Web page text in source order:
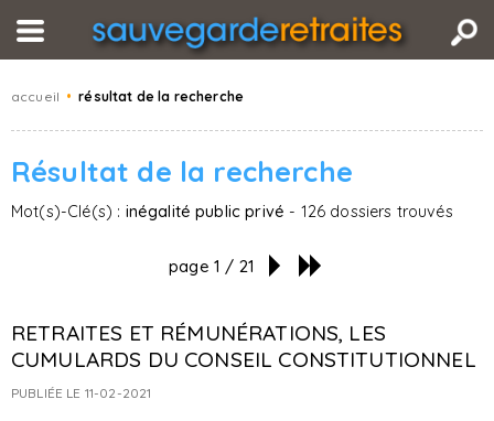
accueil • résultat de la recherche
Résultat de la recherche
Mot(s)-Clé(s) : inégalité public privé - 126 dossiers trouvés
page 1 / 21
RETRAITES ET RÉMUNÉRATIONS, LES
CUMULARDS DU CONSEIL CONSTITUTIONNEL
PUBLIÉE LE 11-02-2021